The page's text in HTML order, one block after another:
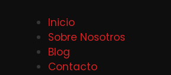
Inicio
Sobre Nosotros
Blog
Contacto